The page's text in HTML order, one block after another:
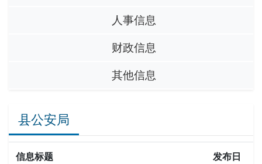
人事信息
财政信息
其他信息
县公安局
信息标题
发布日